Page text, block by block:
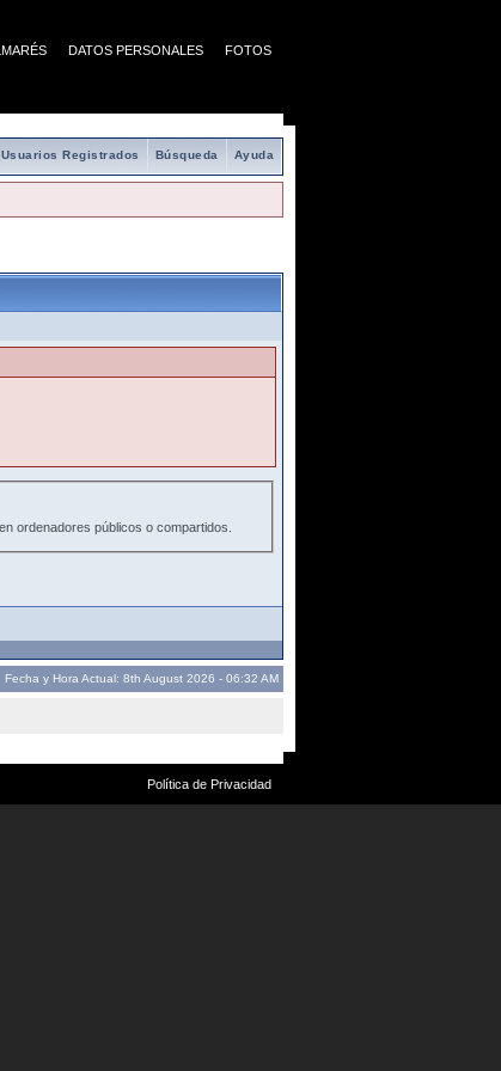
DATOS PERSONALES FOTOS
Ayuda
Búsqueda
Usuarios Registrados
ordenadores públicos o compartidos.
Fecha y Hora Actual: 8th August 2026 - 06:32 AM
Política de Privacidad